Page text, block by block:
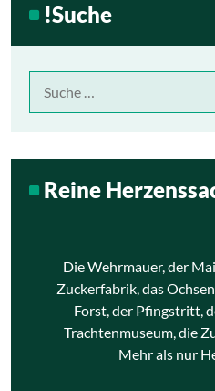
!Suche
nach:
Reine
Die Wehrmauer, der
Zuckerfabrik, das
Forst, der Pfingstritt,
Trachtenmuseum, die
Mehr als nur